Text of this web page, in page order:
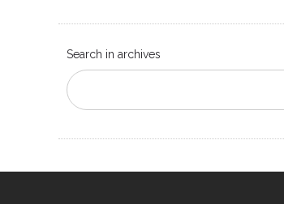
Search in archives